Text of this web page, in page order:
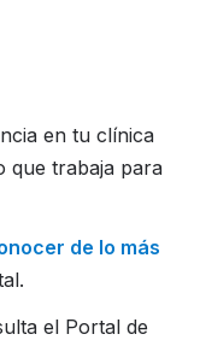
en tu clínica
que trabaja para
de lo más
el Portal de